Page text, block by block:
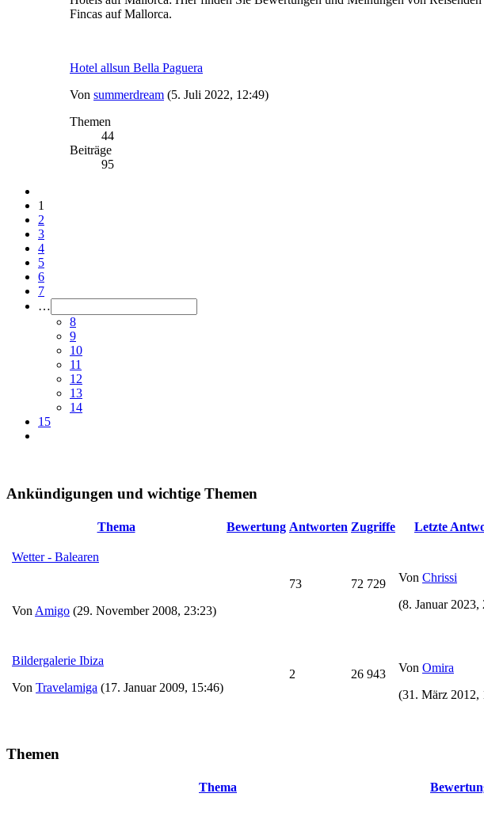
Fincas auf Mallorca.
Hotel allsun Bella Paguera
Von summerdream (5. Juli 2022, 12:49)
Themen
44
Beiträge
95
1
2
3
4
5
6
7
…
8
9
10
11
12
13
14
15
Ankündigungen und wichtige Themen
Thema Bewertung Antworten Zugriffe Letzte
Wetter - Balearen
Von Amigo (29. November 2008, 23:23)
73 72 729 Von Chrissi
(8. Januar 2023,
Bildergalerie Ibiza
Von Travelamiga (17. Januar 2009, 15:46)
2 26 943 Von Omira
(31. März 2012,
Themen
Thema